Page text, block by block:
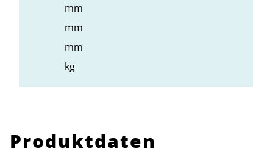
mm
mm
mm
kg
Produktdaten